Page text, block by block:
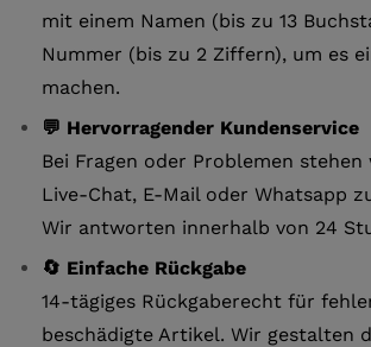
mit einem Namen (bis zu 13
Nummer (bis zu 2 Ziffern), um es
machen.
💬 Hervorragender Kundenservice
Bei Fragen oder Problemen
Live-Chat, E-Mail oder Whatsapp
Wir antworten innerhalb von 24
🔄 Einfache Rückgabe
14-tägiges Rückgaberecht für
beschädigte Artikel. Wir gestalten